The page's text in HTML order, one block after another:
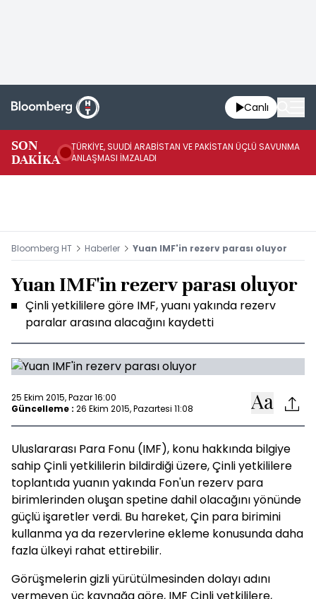
Canlı
SON
DAKİKA
TÜRKİYE, SUUDİ ARABİSTAN VE PAKİSTAN ÜÇLÜ SAVUNMA
ANLAŞMASI İMZALADI
Bloomberg HT Haberler Yuan IMF'in rezerv parası oluyor
Yuan IMF'in rezerv parası oluyor
Çinli yetkililere göre IMF, yuanı yakında rezerv
paralar arasına alacağını kaydetti
25 Ekim 2015, Pazar 16:00
Güncelleme : 26 Ekim 2015, Pazartesi 11:08
Uluslararası Para Fonu (IMF), konu hakkında bilgiye
sahip Çinli yetkililerin bildirdiği üzere, Çinli yetkililere
toplantıda yuanın yakında Fon'un rezerv para
birimlerinden oluşan spetine dahil olacağını yönünde
güçlü işaretler verdi. Bu hareket, Çin para birimini
kullanma ya da rezervlerine ekleme konusunda daha
fazla ülkeyi rahat ettirebilir.
Görüşmelerin gizli yürütülmesinden dolayı adını